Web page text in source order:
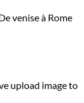
venise à Rome
upload image to